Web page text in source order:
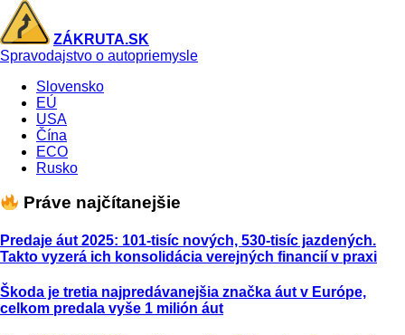
ZÁKRUTA.SK
Spravodajstvo o autopriemysle
Slovensko
EÚ
USA
Čína
ECO
Rusko
Práve najčítanejšie
Predaje áut 2025: 101-tisíc nových, 530-tisíc jazdených.
Takto vyzerá ich konsolidácia verejných financií v praxi
Škoda je tretia najpredávanejšia značka áut v Európe,
celkom predala vyše 1 milión áut